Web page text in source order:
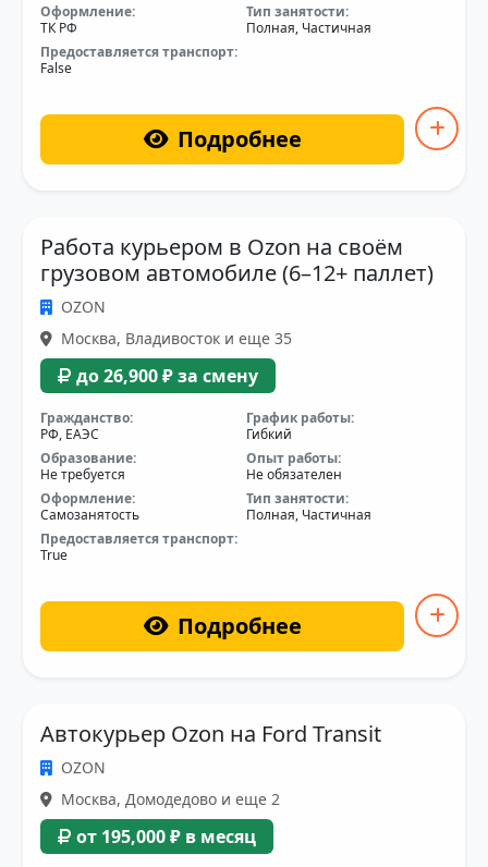
Оформление:
ТК РФ
Тип занятости:
Полная, Частичная
Предоставляется транспорт:
False
Подробнее
Работа курьером в Ozon на своём
грузовом автомобиле (6–12+ паллет)
OZON
Москва, Владивосток и еще 35
до 26,900 ₽ за смену
Гражданство:
РФ, ЕАЭС
График работы:
Гибкий
Образование:
Не требуется
Опыт работы:
Не обязателен
Оформление:
Самозанятость
Тип занятости:
Полная, Частичная
Предоставляется транспорт:
True
Подробнее
Автокурьер Ozon на Ford Transit
OZON
Москва, Домодедово и еще 2
от 195,000 ₽ в месяц